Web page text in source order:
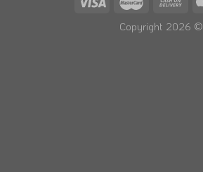
Copyright 2026 ©